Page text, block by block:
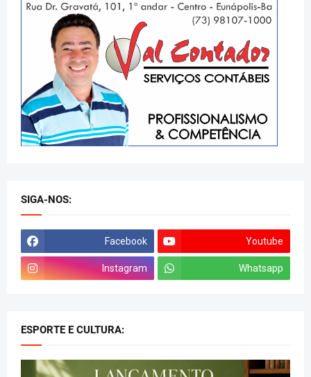
SIGA-NOS:
Facebook Youtube
Instagram Whatsapp
ESPORTE E CULTURA: